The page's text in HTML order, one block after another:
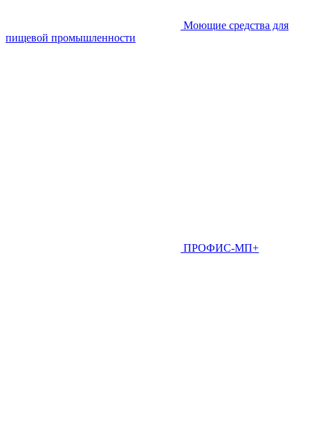
Моющие средства для
пищевой промышленности
ПРОФИС-МП+